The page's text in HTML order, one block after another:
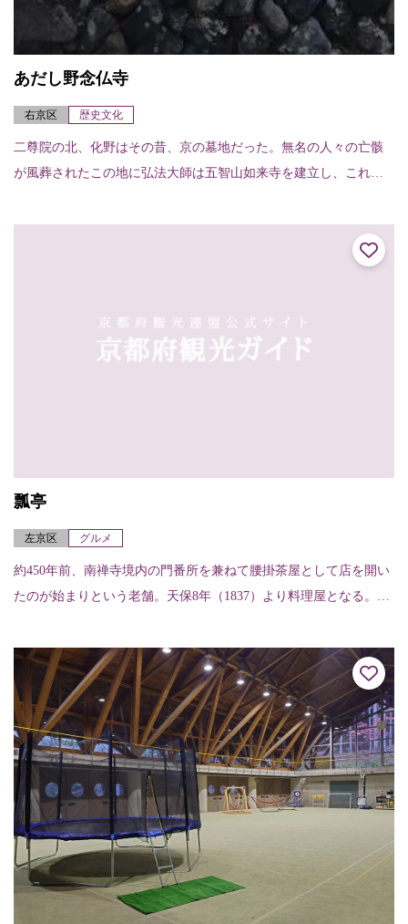
あだし野念仏寺
右京区 歴史文化
二尊院の北、化野はその昔、京の墓地だった。無名の人々の亡骸
が風葬されたこの地に弘法大師は五智山如来寺を建立し、これが
とから念仏寺と呼ばれ...
瓢亭
左京区 グルメ
約450年前、南禅寺境内の門番所を兼ねて腰掛茶屋として店を開い
たのが始まりという老舗。天保8年（1837）より料理屋となる。茅
料亭。朝粥...